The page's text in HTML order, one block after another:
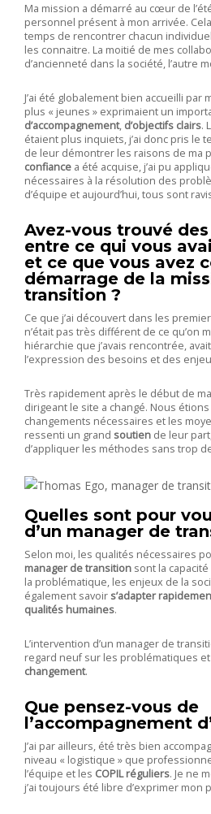
Ma mission a démarré au cœur de
personnel présent à mon arrivée.
temps de rencontrer chacun
les connaitre. La moitié de mes
d’ancienneté dans la société, l’autre
J’ai été globalement bien accueilli par
plus « jeunes » exprimaient un
d’accompagnement, d’objectifs clairs.
étaient plus inquiets, j’ai donc pris le
de leur démontrer les raisons de ma
confiance a été acquise, j’ai pu
nécessaires à la résolution des
d’équipe et aujourd’hui, tous sont
Avez-vous trouvé
entre ce qui vous
et ce que vous avez
démarrage de la
transition ?
Ce que j’ai découvert dans les
n’était pas très différent de ce qu’on
hiérarchie que j’avais rencontrée,
l’expression des besoins et des
Très rapidement après le début de
dirigeant le site a changé. Nous
changements nécessaires et les
ressenti un grand soutien de leur
d’appliquer les méthodes sans trop
Quelles sont pour
d’un manager de
Selon moi, les qualités nécessaires
manager de transition sont la
la problématique, les enjeux de la
également savoir s’adapter
qualités humaines.
L’intervention d’un manager de
regard neuf sur les problématiques et
changement.
Que pensez-vous de
l’accompagnement
J’ai par ailleurs, été très bien
niveau « logistique » que
l’équipe et les COPIL réguliers. Je ne
j’ai toujours été libre d’exprimer mon